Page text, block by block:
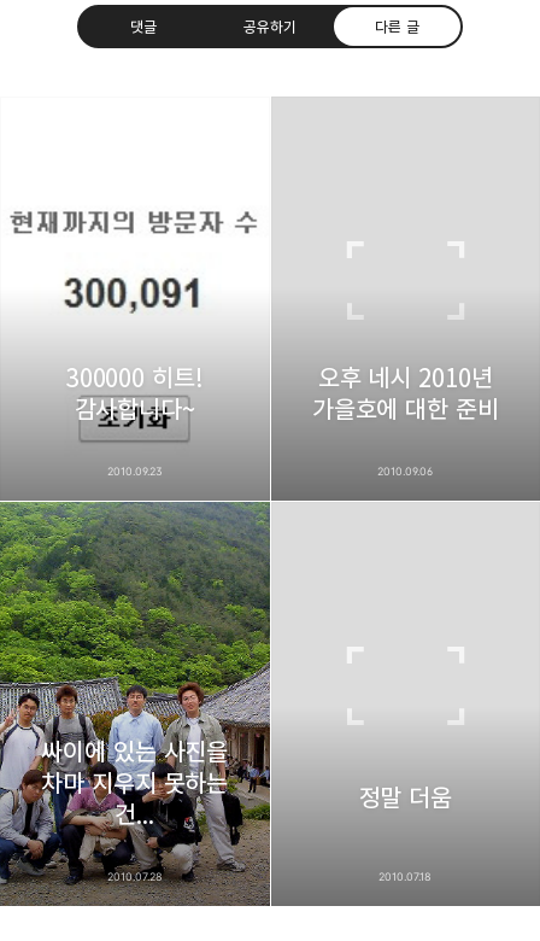
댓글 공유하기 다른 글
bravesjb@gmail.com, South Korea, Since 2004
구독하기 카카오톡
카카오스토리 네이버 블로그
300000 히트!
감사합니다~
2010.09.23
오후 네시 2010년
가을호에 대한 준비
2010.09.06
싸이에 있는 사진을
차마 지우지 못하는
건...
2010.07.28
정말 더움
2010.07.18